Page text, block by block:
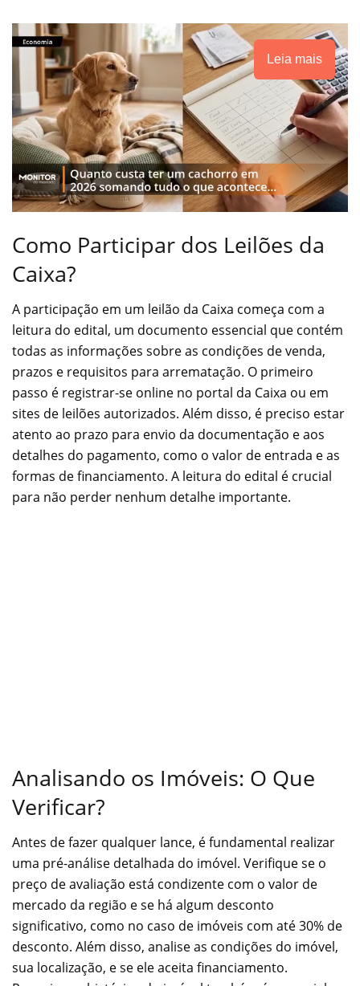
Leia mais
Como Participar dos Leilões da
Caixa?
A participação em um leilão da Caixa começa com a
leitura do edital, um documento essencial que contém
todas as informações sobre as condições de venda,
prazos e requisitos para arrematação. O primeiro
passo é registrar-se online no portal da Caixa ou em
sites de leilões autorizados. Além disso, é preciso estar
atento ao prazo para envio da documentação e aos
detalhes do pagamento, como o valor de entrada e as
formas de financiamento. A leitura do edital é crucial
para não perder nenhum detalhe importante.
Analisando os Imóveis: O Que
Verificar?
Antes de fazer qualquer lance, é fundamental realizar
uma pré-análise detalhada do imóvel. Verifique se o
preço de avaliação está condizente com o valor de
mercado da região e se há algum desconto
significativo, como no caso de imóveis com até 30% de
desconto. Além disso, analise as condições do imóvel,
sua localização, e se ele aceita financiamento.